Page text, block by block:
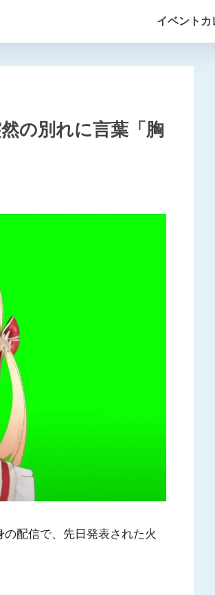
イベントカ
の別れに言葉「胸
配信で、先日発表された火